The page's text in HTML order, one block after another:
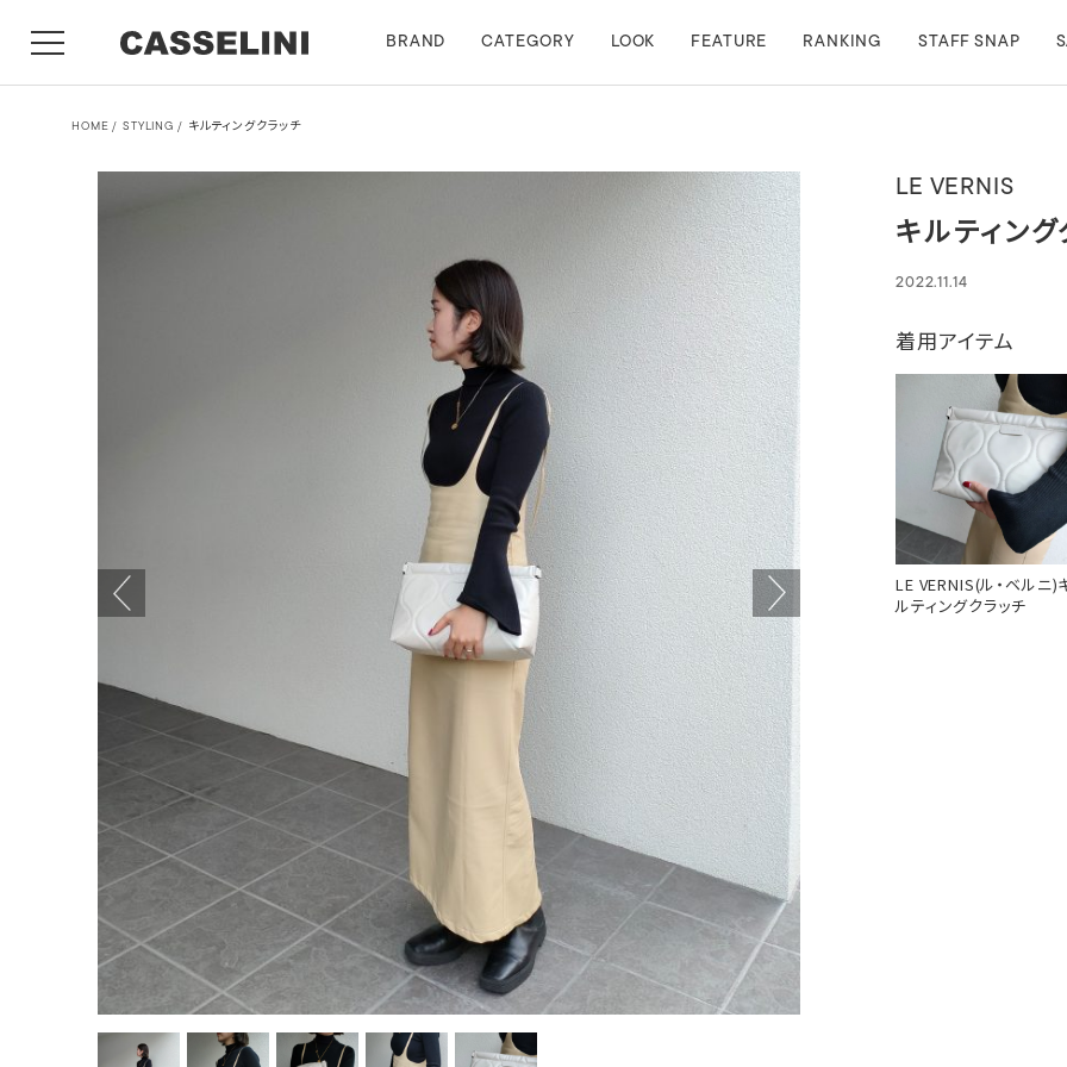
BRAND CATEGORY LOOK FEATURE RANKING STAFF SNAP
HOME STYLING キルティングクラッチ
LE VERNIS
キルティング
2022.11.14
着用アイテム
LE VERNIS(ル・ベルニ)
ルティングクラッチ